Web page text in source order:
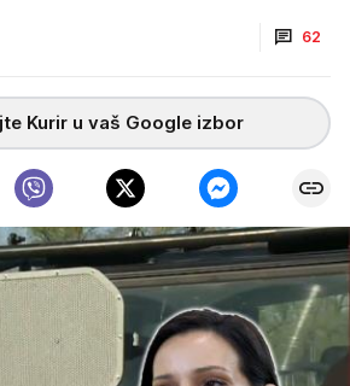
62
Kurir u vaš Google izbor